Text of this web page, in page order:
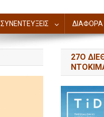
ΣΥΝΕΝΤΕΥΞΕΙΣ ΔΙΑΦΟΡΑ
27Ο